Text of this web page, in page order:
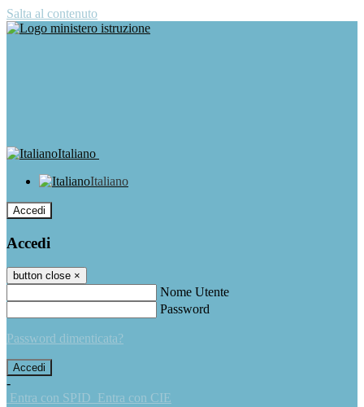
Salta al contenuto
Italiano
Italiano
Accedi
Accedi
button close ×
Nome Utente
Password
Password dimenticata?
-
Entra con SPID Entra con CIE